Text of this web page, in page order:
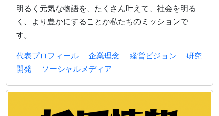
明るく元気な物語を、たくさん叶えて、社会を明る
く、より豊かにすることが私たちのミッションで
す。
代表プロフィール 企業理念 経営ビジョン
研究
開発
ソーシャルメディア